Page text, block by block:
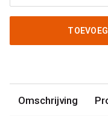
Omschrijving